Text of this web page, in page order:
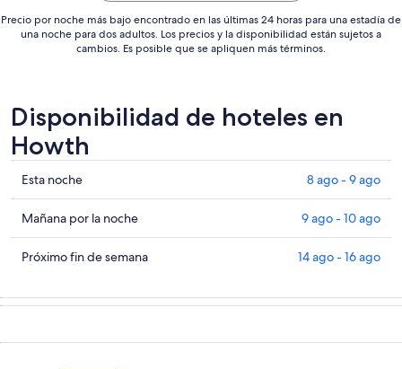
Precio por noche más bajo encontrado en las últimas 24 horas para una estadía de
una noche para dos adultos. Los precios y la disponibilidad están sujetos a
cambios. Es posible que se apliquen más términos.
Disponibilidad de hoteles en
Howth
Ver
precios
de
propiedades
en
para
esta
8
Esta noche 8 ago - 9 ago
Ver
precios
de
en
Howth
Mañana por la noche 9 ago - 10 ago
Ver
de
Próximo fin de semana 14 ago - 16 ago